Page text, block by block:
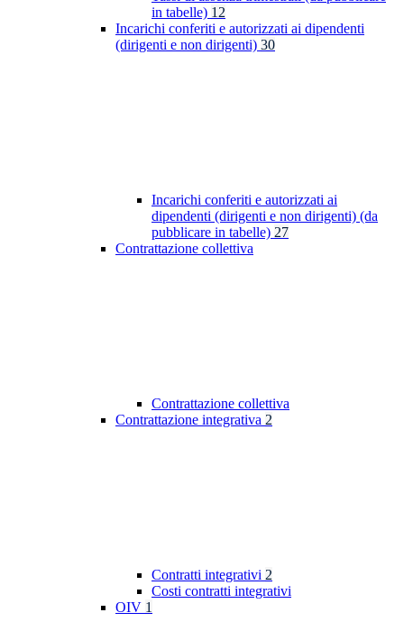
in tabelle) 12
Incarichi conferiti e autorizzati ai dipendenti
(dirigenti e non dirigenti) 30
Incarichi conferiti e autorizzati ai
dipendenti (dirigenti e non dirigenti) (da
pubblicare in tabelle) 27
Contrattazione collettiva
Contrattazione collettiva
Contrattazione integrativa 2
Contratti integrativi 2
Costi contratti integrativi
OIV 1